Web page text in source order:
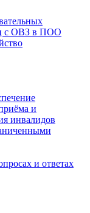
с ОВЗ в ПОО
и
инвалидов
и ответах